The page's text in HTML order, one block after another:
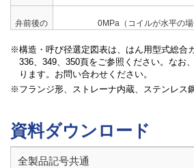
弁前後の
0MPa（コイルが水平の場
許容漏洩
量
なし（圧力計目視、気体は
定格電圧 定格電圧表参
絶縁種別
構造・呼び径選定図表は、はん用型式総合
336、349、350頁をご参照ください。なお
ります。お問い合わせください。
フランジ形、ストレーナ内蔵、ステンレス
資料ダウンロード
全製品記号共通